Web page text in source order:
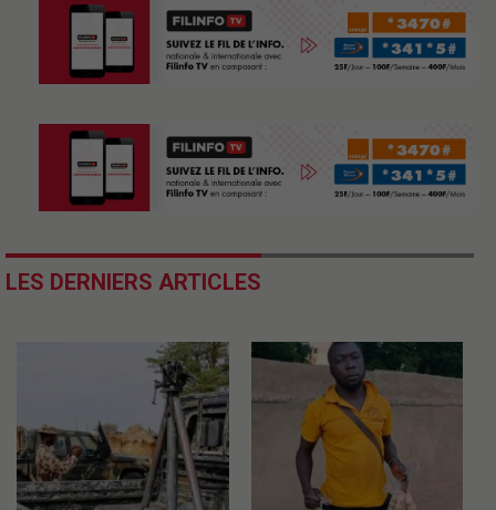
LES DERNIERS ARTICLES